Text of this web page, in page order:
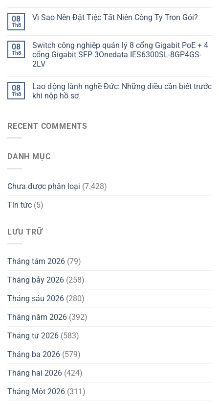
08
Th8
Vì Sao Nên Đặt Tiệc Tất Niên Công Ty Trọn Gói?
08
Th8
Switch công nghiệp quản lý 8 cổng Gigabit PoE + 4
cổng Gigabit SFP 3Onedata IES6300SL-8GP4GS-
2LV
08
Th8
Lao động lành nghề Đức: Những điều cần biết trước
khi nộp hồ sơ
RECENT COMMENTS
DANH MỤC
Chưa được phân loại (7.428)
Tin tức (5)
LƯU TRỮ
Tháng tám 2026 (79)
Tháng bảy 2026 (258)
Tháng sáu 2026 (280)
Tháng năm 2026 (392)
Tháng tư 2026 (583)
Tháng ba 2026 (579)
Tháng hai 2026 (424)
Tháng Một 2026 (311)